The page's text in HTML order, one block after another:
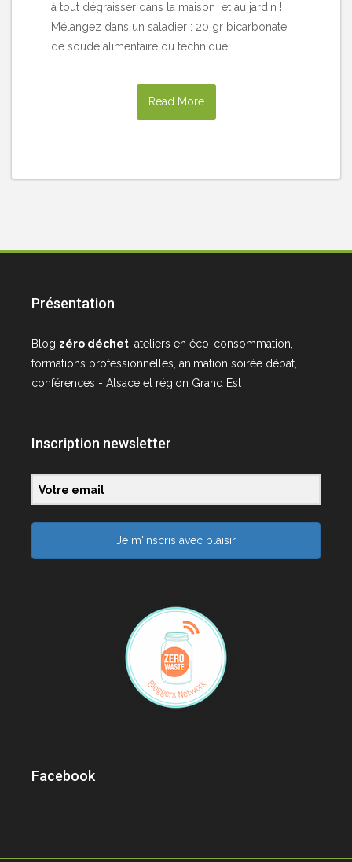
à tout dégraisser dans la maison et au jardin !
Mélangez dans un saladier : 20 gr bicarbonate
de soude alimentaire ou technique
Read More
Présentation
Blog zéro déchet, ateliers en éco-consommation,
formations professionnelles, animation soirée débat,
conférences - Alsace et région Grand Est
Inscription newsletter
Je m'inscris avec plaisir
Facebook